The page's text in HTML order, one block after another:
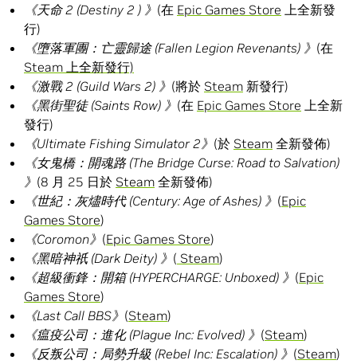
《天命2 (Destiny 2 ) 》 (在 Epic Games Store 上全新發
行)
《墮落軍團：亡靈歸途(Fallen Legion Revenants) 》 (在
Steam 上全新發行)
《激戰2 (Guild Wars 2) 》 (將於 Steam 新發行)
《黑街聖徒(Saints Row) 》 (在 Epic Games Store 上全新
發行)
《Ultimate Fishing Simulator 2》 (於 Steam 全新發佈)
《女鬼橋：開魂路(The Bridge Curse: Road to Salvation)
》 (8 月 25 日於 Steam 全新發佈)
《世紀：灰燼時代(Century: Age of Ashes) 》 (Epic
Games Store)
《Coromon》 (Epic Games Store)
《黑暗神祇(Dark Deity) 》 ( Steam)
《超級衝鋒：開箱(HYPERCHARGE: Unboxed) 》 (Epic
Games Store)
《Last Call BBS》 (Steam)
《瘟疫公司：進化(Plague Inc: Evolved) 》 (Steam)
《反叛公司：局勢升級 (Rebel Inc: Escalation) 》 (Steam)